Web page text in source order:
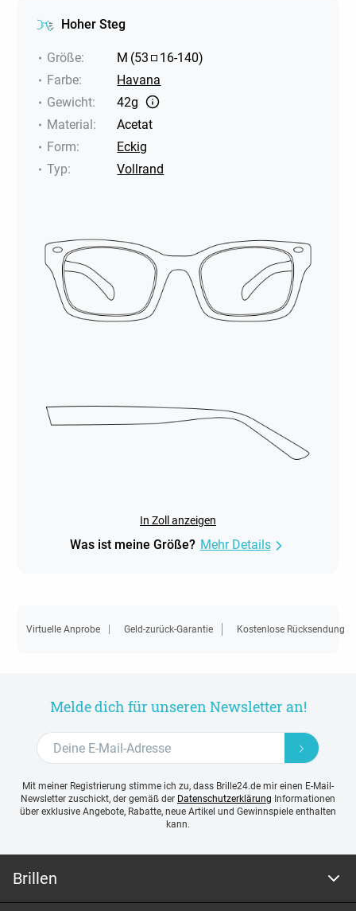
Hoher Steg
Größe: M (53 16-140)
Farbe:
Havana
Gewicht:
42g
Material:
Acetat
Form:
Eckig
Typ: Vollrand
In Zoll anzeigen
Was ist meine Größe? Mehr Details
Virtuelle Anprobe Geld-zurück-Garantie Kostenlose Rücksendung
Melde dich für unseren Newsletter an!
Mit meiner Registrierung stimme ich zu, dass Brille24.de mir einen E-Mail-
Newsletter zuschickt, der gemäß der Datenschutzerklärung Informationen
über exklusive Angebote, Rabatte, neue Artikel und Gewinnspiele enthalten
kann.
Brillen